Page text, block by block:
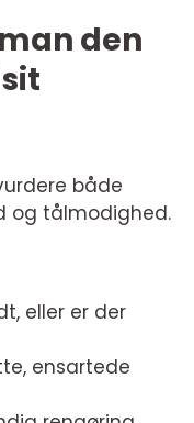
den
både
og tålmodighed.
eller er der
ensartede